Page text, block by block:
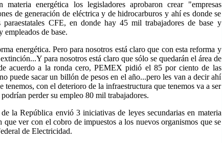
energética los legisladores aprobaron crear "empresas
de generación de eléctrica y de hidrocarburos y ahí es donde se
CFE, en donde hay 45 mil trabajadores de base y
de base.
energética. Pero para nosotros está claro que con esta reforma y
para nosotros está claro que sólo se quedarán el área de
acuerdo a la ronda cero, PEMEX pidió el 85 por ciento de las
puede sacar un billón de pesos en el año...pero les van a decir ahí
con el deterioro de la infraestructura que tenemos va a ser
perder su empleo 80 mil trabajadores.
la República envió 3 iniciativas de leyes secundarias en materia
ver con el cobro de impuestos a los nuevos organismos que se
de Electricidad.